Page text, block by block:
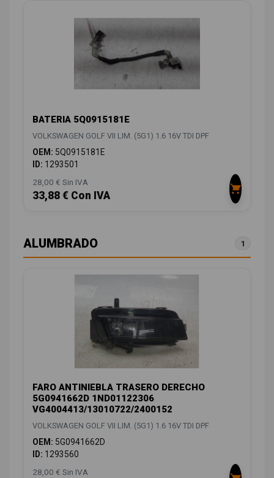
BATERIA 5Q0915181E
VOLKSWAGEN GOLF VII LIM. (5G1) 1.6 16V TDI DPF
OEM: 5Q0915181E
ID: 1293501
28,00 € Sin IVA
33,88 € Con IVA
ALUMBRADO 1
FARO ANTINIEBLA TRASERO DERECHO
5G0941662D 1ND01122306
VG4004413/13010722/2400152
VOLKSWAGEN GOLF VII LIM. (5G1) 1.6 16V TDI DPF
OEM: 5G0941662D
ID: 1293560
28,00 € Sin IVA